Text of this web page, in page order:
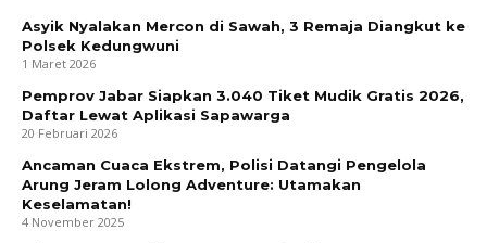
Asyik Nyalakan Mercon di Sawah, 3 Remaja Diangkut ke
Polsek Kedungwuni
1 Maret 2026
Pemprov Jabar Siapkan 3.040 Tiket Mudik Gratis 2026,
Daftar Lewat Aplikasi Sapawarga
20 Februari 2026
Ancaman Cuaca Ekstrem, Polisi Datangi Pengelola
Arung Jeram Lolong Adventure: Utamakan
Keselamatan!
4 November 2025